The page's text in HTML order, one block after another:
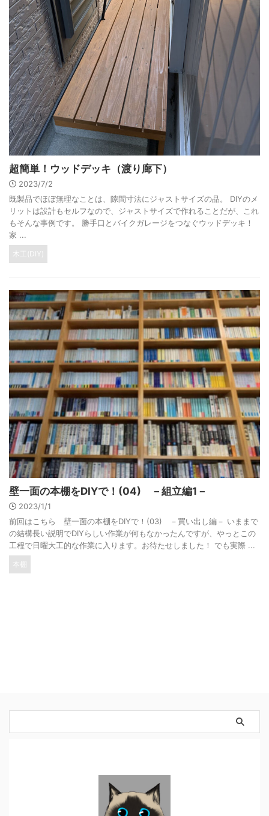
超簡単！ウッドデッキ（渡り廊下）
2023/7/2
既製品でほぼ無理なことは、隙間寸法にジャストサイズの品。 DIYのメ
リットは設計もセルフなので、ジャストサイズで作れることだが、これ
もそんな事例です。 勝手口とバイクガレージをつなぐウッドデッキ！
家 ...
木工(DIY)
壁一面の本棚をDIYで！(04) －組立編1－
2023/1/1
前回はこちら 壁一面の本棚をDIYで！(03) －買い出し編－ いままで
の結構長い説明でDIYらしい作業が何もなかったんですが、やっとこの
工程で日曜大工的な作業に入ります。お待たせしました！ でも実際 ...
本棚